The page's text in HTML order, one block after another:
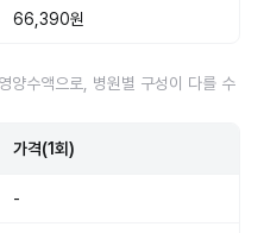
66,390원
양수액으로, 병원별 구성이 다를 수
가격(1회)
-